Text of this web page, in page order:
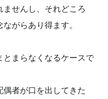
せんし、それどころ
がらあり得ます。
とまらなくなるケースで
偶者が口を出してきた